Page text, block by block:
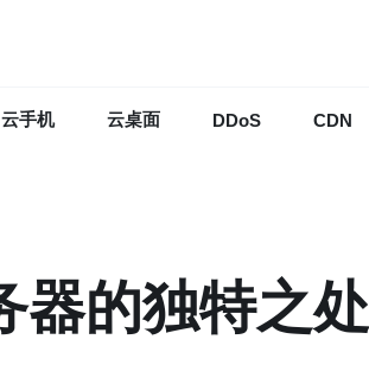
云手机 云桌面 DDoS CDN
器的独特之处